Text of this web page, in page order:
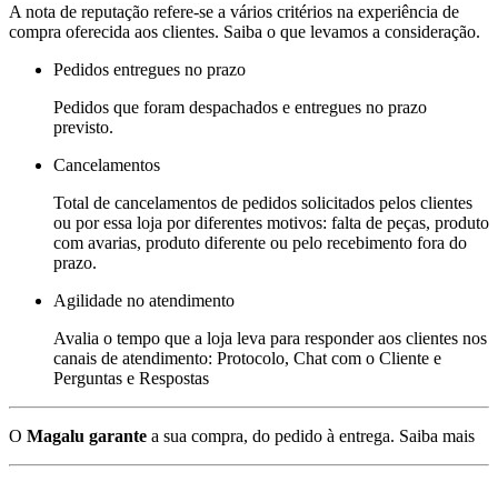
A nota de reputação refere-se a vários critérios na experiência de
compra oferecida aos clientes. Saiba o que levamos a consideração.
Pedidos entregues no prazo
Pedidos que foram despachados e entregues no prazo
previsto.
Cancelamentos
Total de cancelamentos de pedidos solicitados pelos clientes
ou por essa loja por diferentes motivos: falta de peças, produto
com avarias, produto diferente ou pelo recebimento fora do
prazo.
Agilidade no atendimento
Avalia o tempo que a loja leva para responder aos clientes nos
canais de atendimento: Protocolo, Chat com o Cliente e
Perguntas e Respostas
O Magalu garante a sua compra, do pedido à entrega. Saiba mais